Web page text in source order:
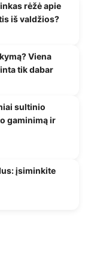
rėžė apie
iš valdžios?
Viena
tik dabar
sultinio
gaminimą ir
įsiminkite